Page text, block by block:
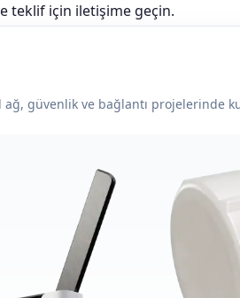
teklif için iletişime geçin.
güvenlik ve bağlantı projelerinde